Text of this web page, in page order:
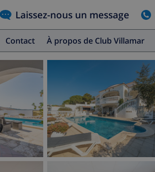
Laissez-nous un message
Contact À propos de Club Villamar